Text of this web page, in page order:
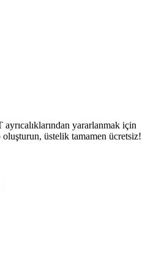
yararlanmak için
oluşturun, üstelik tamamen ücretsiz!